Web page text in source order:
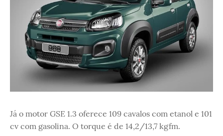
Já o motor GSE 1.3 oferece 109 cavalos com etanol e 101
cv com gasolina. O torque é de 14,2/13,7 kgfm.